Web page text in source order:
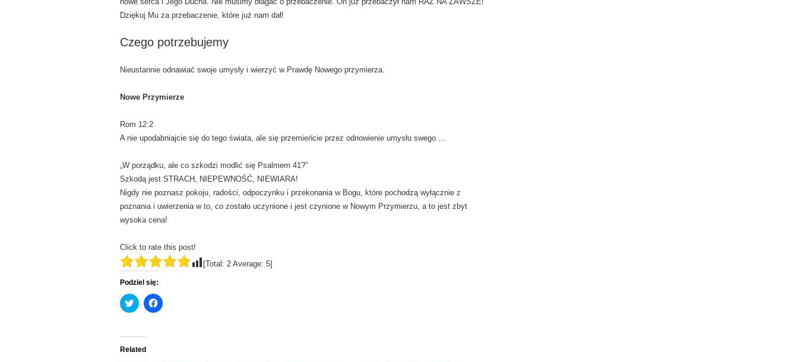
Dziękuj Mu za przebaczenie, które już nam dał!
Czego potrzebujemy
Nieustannie odnawiać swoje umysły i wierzyć w Prawdę Nowego przymierza.
Nowe Przymierze
Rom 12:2
A nie upodabniajcie się do tego świata, ale się przemieńcie przez odnowienie umysłu swego …
„W porządku, ale co szkodzi modlić się Psalmem 41?”
Szkodą jest STRACH, NIEPEWNOŚĆ, NIEWIARA!
Nigdy nie poznasz pokoju, radości, odpoczynku i przekonania w Bogu, które pochodzą wyłącznie z
poznania i uwierzenia w to, co zostało uczynione i jest czynione w Nowym Przymierzu, a to jest zbyt
wysoka cena!
Click to rate this post!
[Total: 2 Average: 5]
Podziel się:
C
l
t
o
s
C
l
Related